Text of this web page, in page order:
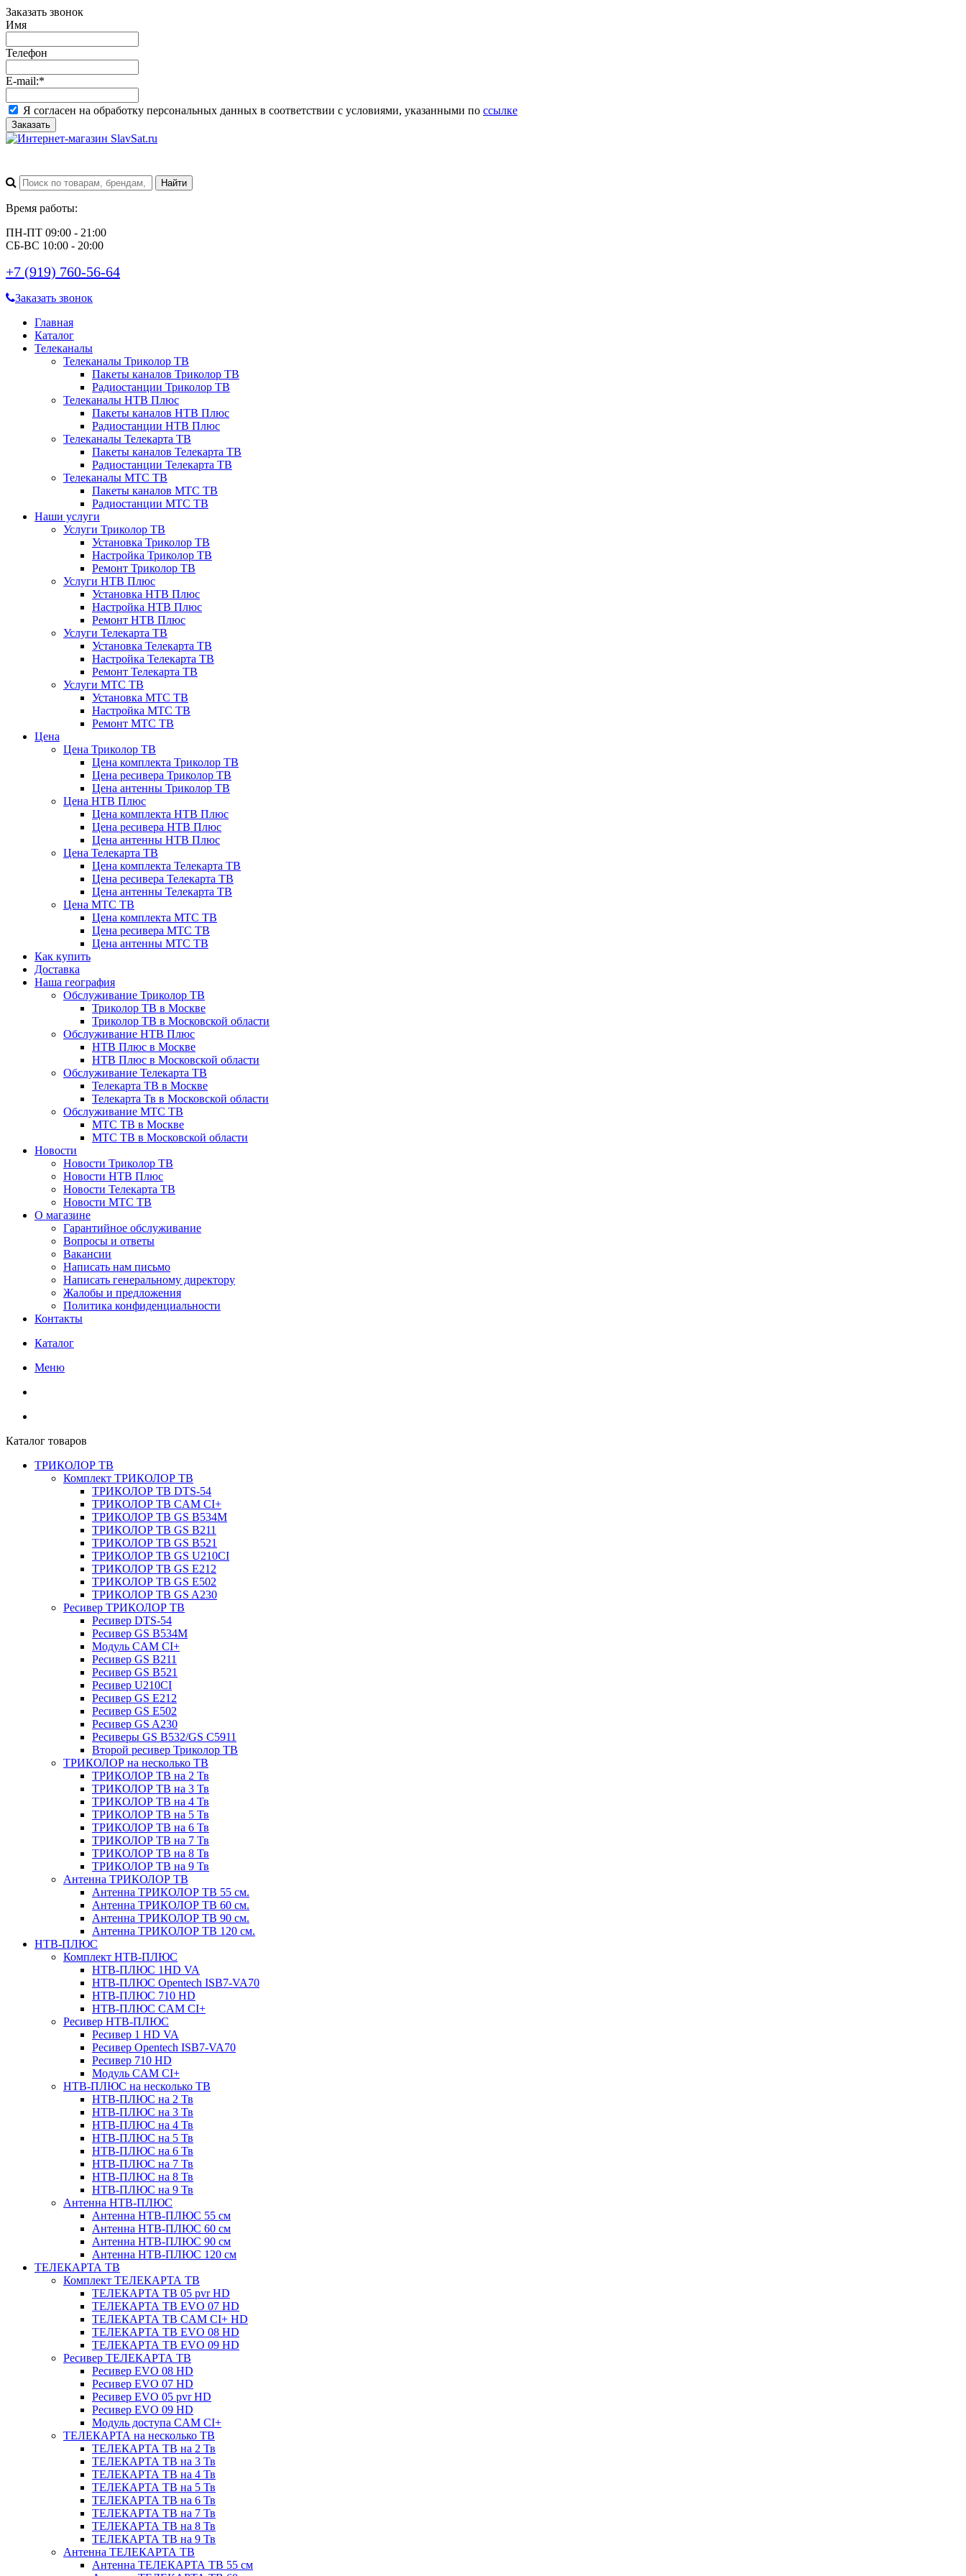
Заказать звонок
Имя
Телефон
E-mail:*
Я согласен на обработку персональных данных в соответствии с условиями, указанными по ссылке
Заказать
Время работы:
ПН-ПТ 09:00 - 21:00
СБ-ВС 10:00 - 20:00
+7 (919) 760-56-64
Заказать звонок
Главная
Каталог
Телеканалы
Телеканалы Триколор ТВ
Пакеты каналов Триколор ТВ
Радиостанции Триколор ТВ
Телеканалы НТВ Плюс
Пакеты каналов НТВ Плюс
Радиостанции НТВ Плюс
Телеканалы Телекарта ТВ
Пакеты каналов Телекарта ТВ
Радиостанции Телекарта ТВ
Телеканалы МТС ТВ
Пакеты каналов МТС ТВ
Радиостанции МТС ТВ
Наши услуги
Услуги Триколор ТВ
Установка Триколор ТВ
Настройка Триколор ТВ
Ремонт Триколор ТВ
Услуги НТВ Плюс
Установка НТВ Плюс
Настройка НТВ Плюс
Ремонт НТВ Плюс
Услуги Телекарта ТВ
Установка Телекарта ТВ
Настройка Телекарта ТВ
Ремонт Телекарта ТВ
Услуги МТС ТВ
Установка МТС ТВ
Настройка МТС ТВ
Ремонт МТС ТВ
Цена
Цена Триколор ТВ
Цена комплекта Триколор ТВ
Цена ресивера Триколор ТВ
Цена антенны Триколор ТВ
Цена НТВ Плюс
Цена комплекта НТВ Плюс
Цена ресивера НТВ Плюс
Цена антенны НТВ Плюс
Цена Телекарта ТВ
Цена комплекта Телекарта ТВ
Цена ресивера Телекарта ТВ
Цена антенны Телекарта ТВ
Цена МТС ТВ
Цена комплекта МТС ТВ
Цена ресивера МТС ТВ
Цена антенны МТС ТВ
Как купить
Доставка
Наша география
Обслуживание Триколор ТВ
Триколор ТВ в Москве
Триколор ТВ в Московской области
Обслуживание НТВ Плюс
НТВ Плюс в Москве
НТВ Плюс в Московской области
Обслуживание Телекарта ТВ
Телекарта ТВ в Москве
Телекарта Тв в Московской области
Обслуживание МТС ТВ
МТС ТВ в Москве
МТС ТВ в Московской области
Новости
Новости Триколор ТВ
Новости НТВ Плюс
Новости Телекарта ТВ
Новости МТС ТВ
О магазине
Гарантийное обслуживание
Вопросы и ответы
Вакансии
Написать нам письмо
Написать генеральному директору
Жалобы и предложения
Политика конфиденциальности
Контакты
Каталог
Меню
Каталог товаров
ТРИКОЛОР ТВ
Комплект ТРИКОЛОР ТВ
ТРИКОЛОР ТВ DTS-54
ТРИКОЛОР ТВ CAM CI+
ТРИКОЛОР ТВ GS B534M
ТРИКОЛОР ТВ GS B211
ТРИКОЛОР ТВ GS B521
ТРИКОЛОР ТВ GS U210CI
ТРИКОЛОР ТВ GS E212
ТРИКОЛОР ТВ GS E502
ТРИКОЛОР ТВ GS A230
Ресивер ТРИКОЛОР ТВ
Ресивер DTS-54
Ресивер GS B534M
Модуль CAM CI+
Ресивер GS B211
Ресивер GS B521
Ресивер U210CI
Ресивер GS E212
Ресивер GS E502
Ресивер GS A230
Ресиверы GS B532/GS C5911
Второй ресивер Триколор ТВ
ТРИКОЛОР на несколько ТВ
ТРИКОЛОР ТВ на 2 Тв
ТРИКОЛОР ТВ на 3 Тв
ТРИКОЛОР ТВ на 4 Тв
ТРИКОЛОР ТВ на 5 Тв
ТРИКОЛОР ТВ на 6 Тв
ТРИКОЛОР ТВ на 7 Тв
ТРИКОЛОР ТВ на 8 Тв
ТРИКОЛОР ТВ на 9 Тв
Антенна ТРИКОЛОР ТВ
Антенна ТРИКОЛОР ТВ 55 см.
Антенна ТРИКОЛОР ТВ 60 см.
Антенна ТРИКОЛОР ТВ 90 см.
Антенна ТРИКОЛОР ТВ 120 см.
НТВ-ПЛЮС
Комплект НТВ-ПЛЮС
НТВ-ПЛЮС 1HD VA
НТВ-ПЛЮС Opentech ISB7-VA70
НТВ-ПЛЮС 710 HD
НТВ-ПЛЮС CAM CI+
Ресивер НТВ-ПЛЮС
Ресивер 1 HD VA
Ресивер Opentech ISB7-VA70
Ресивер 710 HD
Модуль CAM CI+
НТВ-ПЛЮС на несколько ТВ
НТВ-ПЛЮС на 2 Тв
НТВ-ПЛЮС на 3 Тв
НТВ-ПЛЮС на 4 Тв
НТВ-ПЛЮС на 5 Тв
НТВ-ПЛЮС на 6 Тв
НТВ-ПЛЮС на 7 Тв
НТВ-ПЛЮС на 8 Тв
НТВ-ПЛЮС на 9 Тв
Антенна НТВ-ПЛЮС
Антенна НТВ-ПЛЮС 55 см
Антенна НТВ-ПЛЮС 60 см
Антенна НТВ-ПЛЮС 90 см
Антенна НТВ-ПЛЮС 120 см
ТЕЛЕКАРТА ТВ
Комплект ТЕЛЕКАРТА ТВ
ТЕЛЕКАРТА ТВ 05 pvr HD
ТЕЛЕКАРТА ТВ EVO 07 HD
ТЕЛЕКАРТА ТВ CAM CI+ HD
ТЕЛЕКАРТА ТВ EVO 08 HD
ТЕЛЕКАРТА ТВ EVO 09 HD
Ресивер ТЕЛЕКАРТА ТВ
Ресивер EVO 08 HD
Ресивер EVO 07 HD
Ресивер EVO 05 pvr HD
Ресивер EVO 09 HD
Модуль доступа CAM CI+
ТЕЛЕКАРТА на несколько ТВ
ТЕЛЕКАРТА ТВ на 2 Тв
ТЕЛЕКАРТА ТВ на 3 Тв
ТЕЛЕКАРТА ТВ на 4 Тв
ТЕЛЕКАРТА ТВ на 5 Тв
ТЕЛЕКАРТА ТВ на 6 Тв
ТЕЛЕКАРТА ТВ на 7 Тв
ТЕЛЕКАРТА ТВ на 8 Тв
ТЕЛЕКАРТА ТВ на 9 Тв
Антенна ТЕЛЕКАРТА ТВ
Антенна ТЕЛЕКАРТА ТВ 55 см